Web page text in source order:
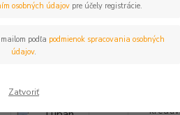
Modrý 1 kg
osobných údajovpre účely registrácie.
podľa podmienok spracovania osobných
údajov.
Zatvoriť